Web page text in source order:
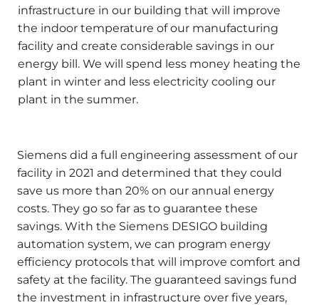
infrastructure in our building that will improve
the indoor temperature of our manufacturing
facility and create considerable savings in our
energy bill. We will spend less money heating the
plant in winter and less electricity cooling our
plant in the summer.
Siemens did a full engineering assessment of our
facility in 2021 and determined that they could
save us more than 20% on our annual energy
costs. They go so far as to guarantee these
savings. With the Siemens DESIGO building
automation system, we can program energy
efficiency protocols that will improve comfort and
safety at the facility. The guaranteed savings fund
the investment in infrastructure over five years,